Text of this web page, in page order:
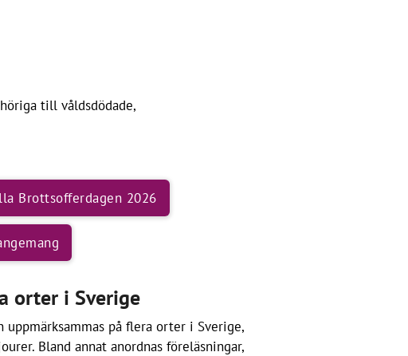
till våldsdödade,
Brottsofferdagen 2026
orter i Sverige
på flera orter i Sverige,
Bland annat anordnas föreläsningar,